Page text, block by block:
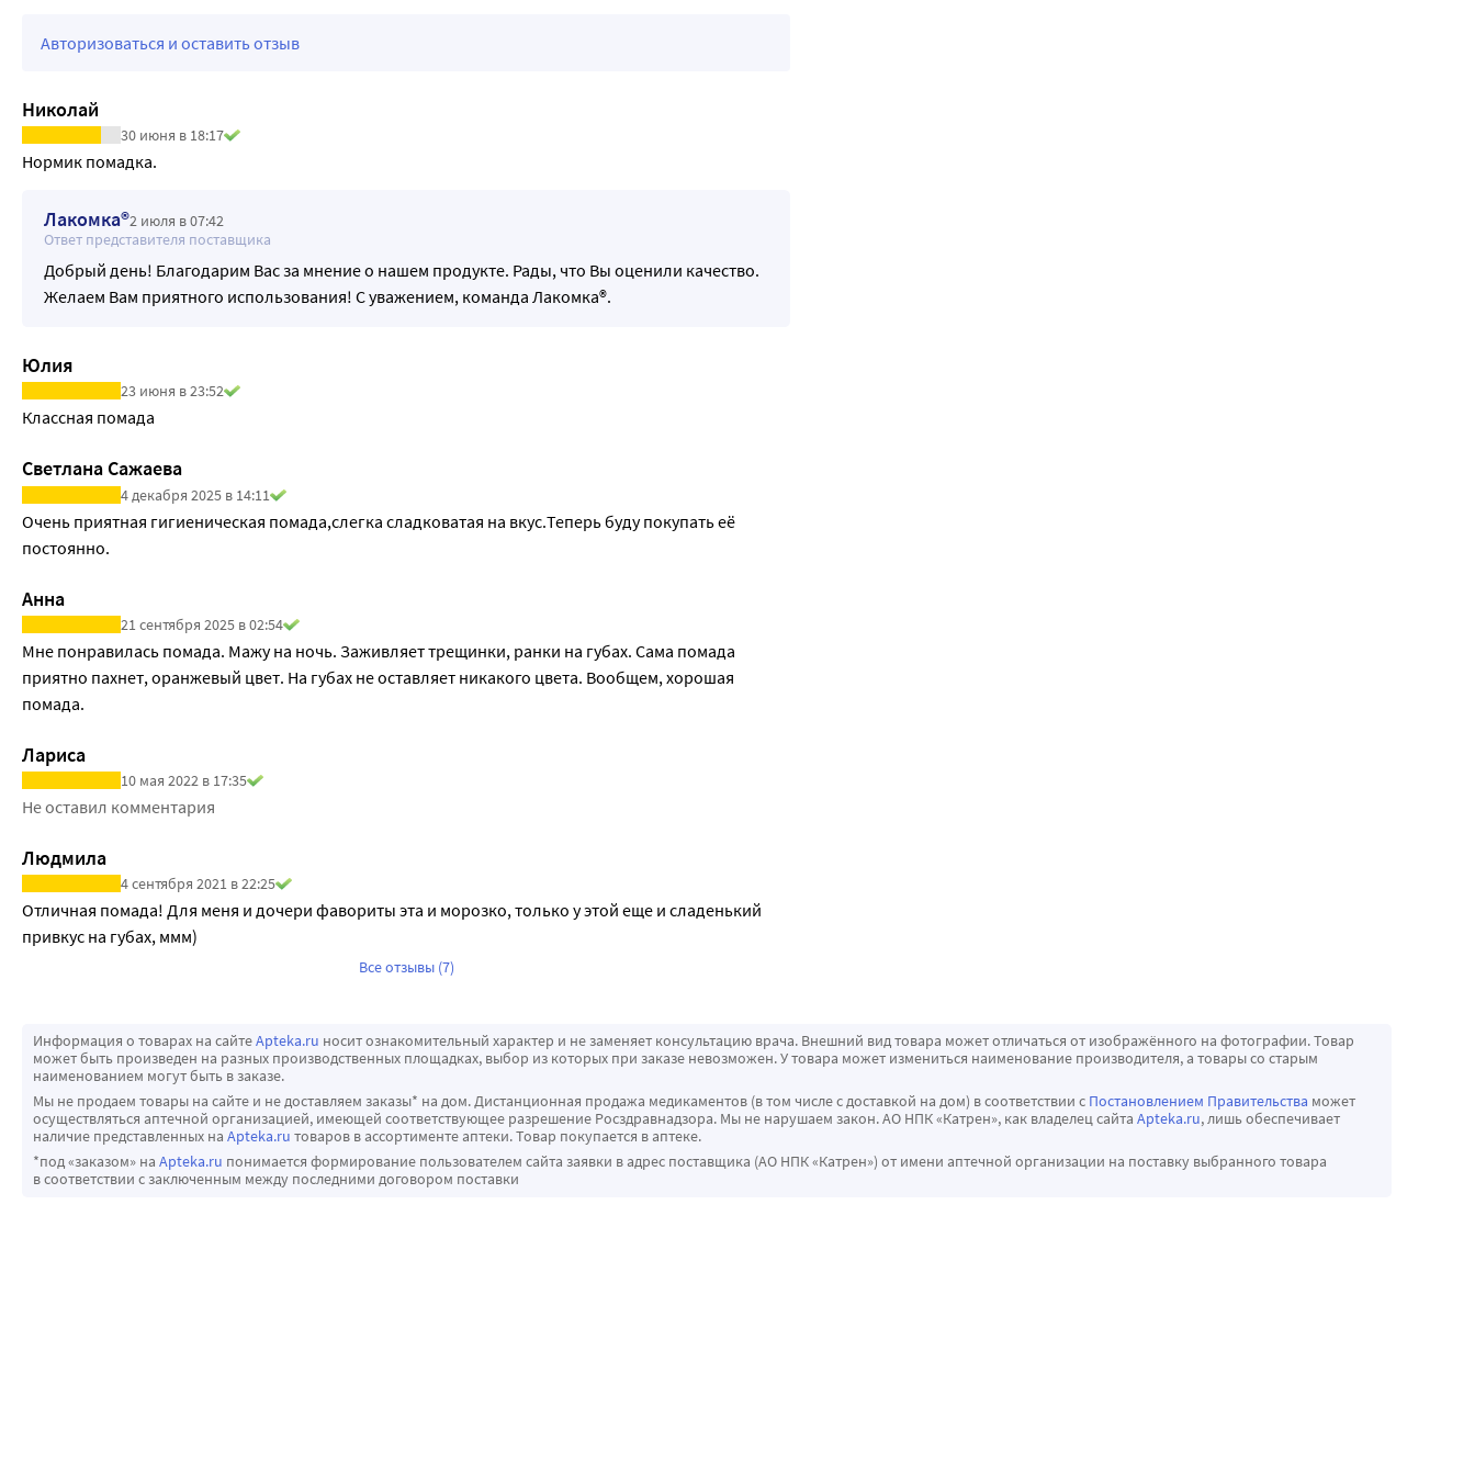
Авторизоваться и оставить отзыв
Николай
30 июня в 18:17
Нормик помадка.
Лакомка®2 июля в 07:42
Ответ представителя поставщика
Добрый день! Благодарим Вас за мнение о нашем продукте. Рады, что Вы оценили качество.
Желаем Вам приятного использования! С уважением, команда Лакомка®.
Юлия
23 июня в 23:52
Классная помада
Светлана Сажаева
4 декабря 2025 в 14:11
Очень приятная гигиеническая помада,слегка сладковатая на вкус.Теперь буду покупать её
постоянно.
Анна
21 сентября 2025 в 02:54
Мне понравилась помада. Мажу на ночь. Заживляет трещинки, ранки на губах. Сама помада
приятно пахнет, оранжевый цвет. На губах не оставляет никакого цвета. Вообщем, хорошая
помада.
Лариса
10 мая 2022 в 17:35
Не оставил комментария
Людмила
4 сентября 2021 в 22:25
Отличная помада! Для меня и дочери фавориты эта и морозко, только у этой еще и сладенький
привкус на губах, ммм)
Все отзывы (7)
Информация о товарах на сайтеApteka.ru носит ознакомительный характер и не заменяет консультацию врача. Внешний вид товара может отличаться от изображённого на фотографии. Товар
может быть произведен на разных производственных площадках, выбор из которых при заказе невозможен. У товара может измениться наименование производителя, а товары со старым
наименованием могут быть в заказе.
Мы не продаем товары на сайте и не доставляем заказы* на дом. Дистанционная продажа медикаментов (в том числе с доставкой на дом) в соответствии с Постановлением Правительства может
осуществляться аптечной организацией, имеющей соответствующее разрешение Росздравнадзора. Мы не нарушаем закон. АО НПК «Катрен», как владелец сайта Apteka.ru, лишь обеспечивает
наличие представленных на Apteka.ru товаров в ассортименте аптеки. Товар покупается в аптеке.
*под «заказом» на Apteka.ru понимается формирование пользователем сайта заявки в адрес поставщика (АО НПК «Катрен») от имени аптечной организации на поставку выбранного товара
в соответствии с заключенным между последними договором поставки